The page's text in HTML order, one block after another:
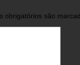
obrigatórios são